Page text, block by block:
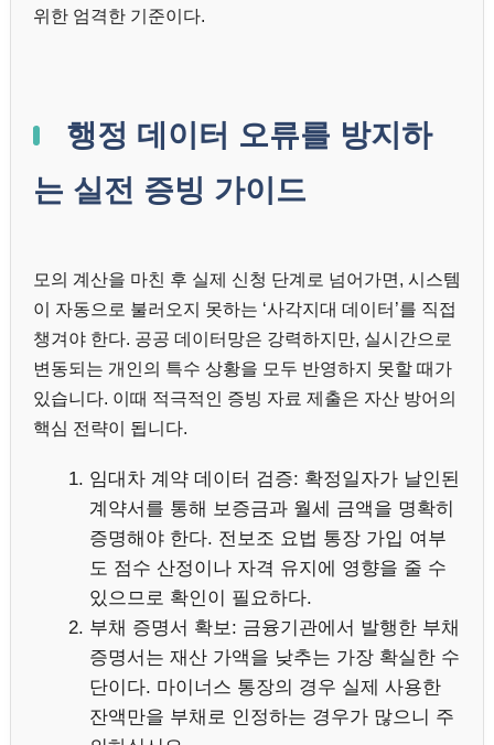
위한 엄격한 기준이다.
행정 데이터 오류를 방지하
는 실전 증빙 가이드
모의 계산을 마친 후 실제 신청 단계로 넘어가면, 시스템
이 자동으로 불러오지 못하는 ‘사각지대 데이터’를 직접
챙겨야 한다. 공공 데이터망은 강력하지만, 실시간으로
변동되는 개인의 특수 상황을 모두 반영하지 못할 때가
있습니다. 이때 적극적인 증빙 자료 제출은 자산 방어의
핵심 전략이 됩니다.
임대차 계약 데이터 검증: 확정일자가 날인된
계약서를 통해 보증금과 월세 금액을 명확히
증명해야 한다. 전보조 요법 통장 가입 여부
도 점수 산정이나 자격 유지에 영향을 줄 수
있으므로 확인이 필요하다.
부채 증명서 확보: 금융기관에서 발행한 부채
증명서는 재산 가액을 낮추는 가장 확실한 수
단이다. 마이너스 통장의 경우 실제 사용한
잔액만을 부채로 인정하는 경우가 많으니 주